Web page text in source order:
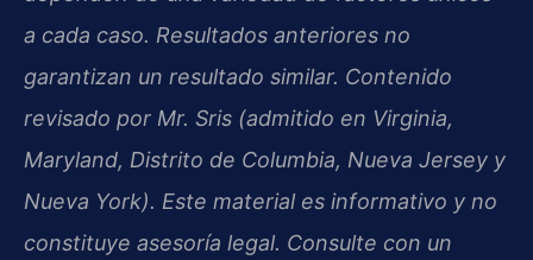
a cada caso. Resultados anteriores no
garantizan un resultado similar. Contenido
revisado por Mr. Sris (admitido en Virginia,
Maryland, Distrito de Columbia, Nueva Jersey y
Nueva York). Este material es informativo y no
constituye asesoría legal. Consulte con un